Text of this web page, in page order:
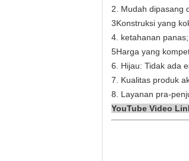
2. Mudah dipasang
3Konstruksi yang
4. ketahanan panas;
5Harga yang
6. Hijau: Tidak ada
7. Kualitas produk
8. Layanan pra-
YouTube Video